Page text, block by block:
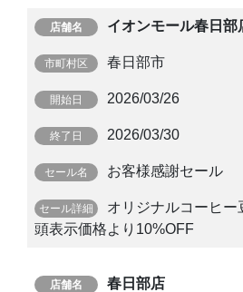
イオンモール春日部
春日部市
2026/03/26
2026/03/30
お客様感謝セール
オリジナルコーヒ
頭表示価格より10%OFF
春日部店